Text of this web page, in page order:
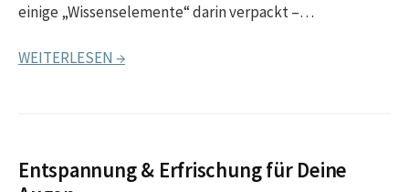
einige „Wissenselemente“ darin verpackt –…
WEITERLESEN →
Entspannung & Erfrischung für Deine